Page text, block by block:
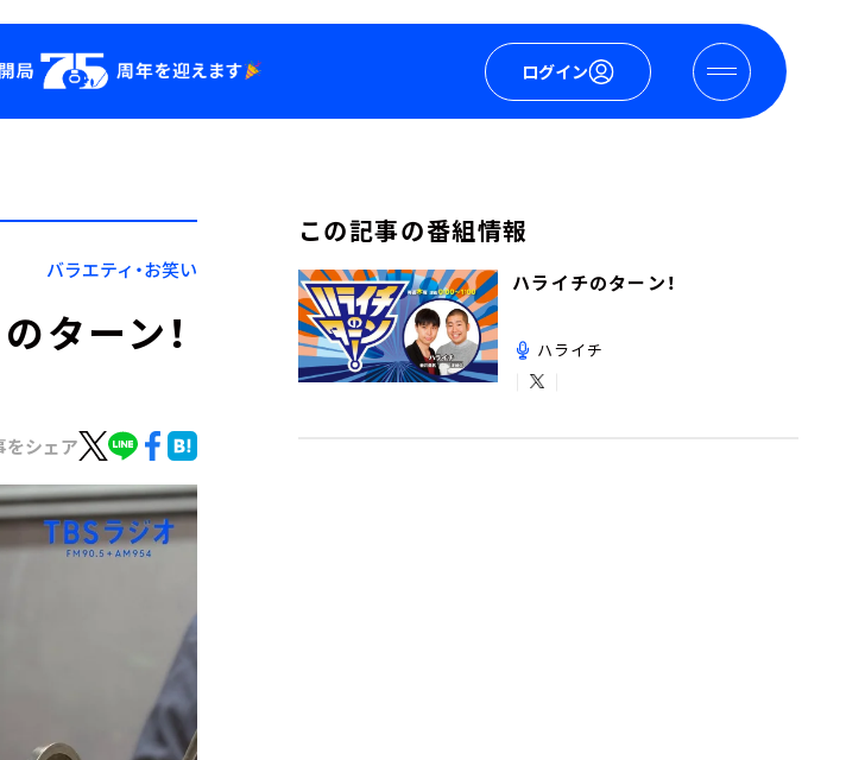
ログイン
YouTube
会社情報
バラエティ・お笑い
ターン！
をシェア
この記事の番組情報
ハライチのターン！
ハライチ